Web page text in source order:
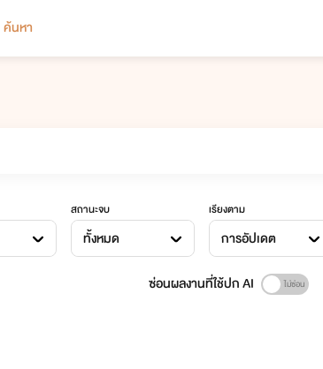
ค้นหา
สถานะจบ
ทั้งหมด
เรียงตาม
การอัปเดต
ซ่อนผลงานที่ใช้ปก AI